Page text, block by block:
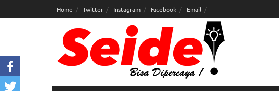
to
Home Twitter Instagram Facebook Email